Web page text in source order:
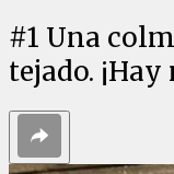
#1 Una
tejado.